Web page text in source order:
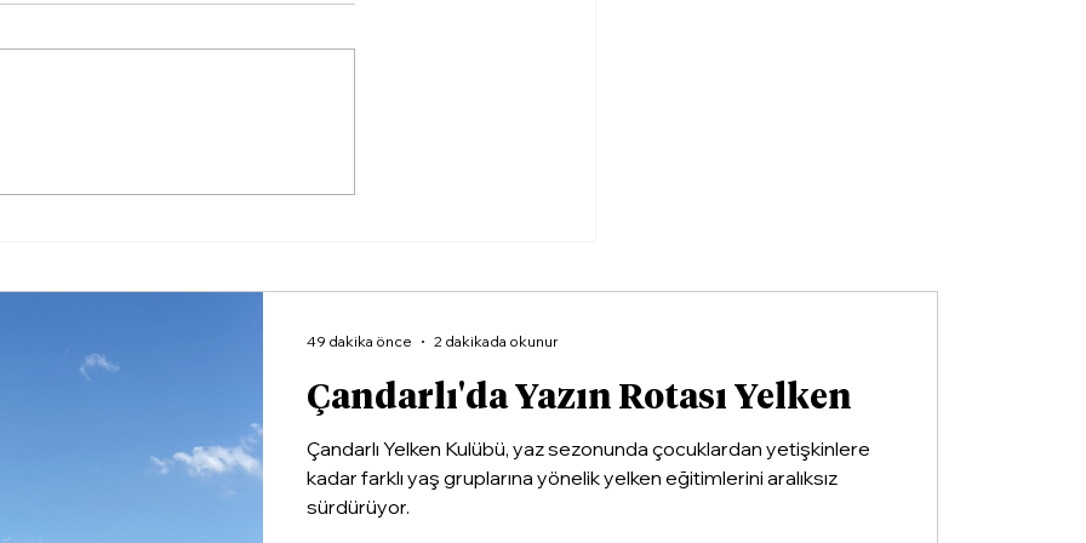
Çandarlı'da Yazın Rotası Yelken
Çandarlı Yelken Kulübü, yaz sezonunda çocuklardan yetişkinlere
kadar farklı yaş gruplarına yönelik yelken eğitimlerini aralıksız
sürdürüyor.
49 dakika önce 2 dakikada okunur